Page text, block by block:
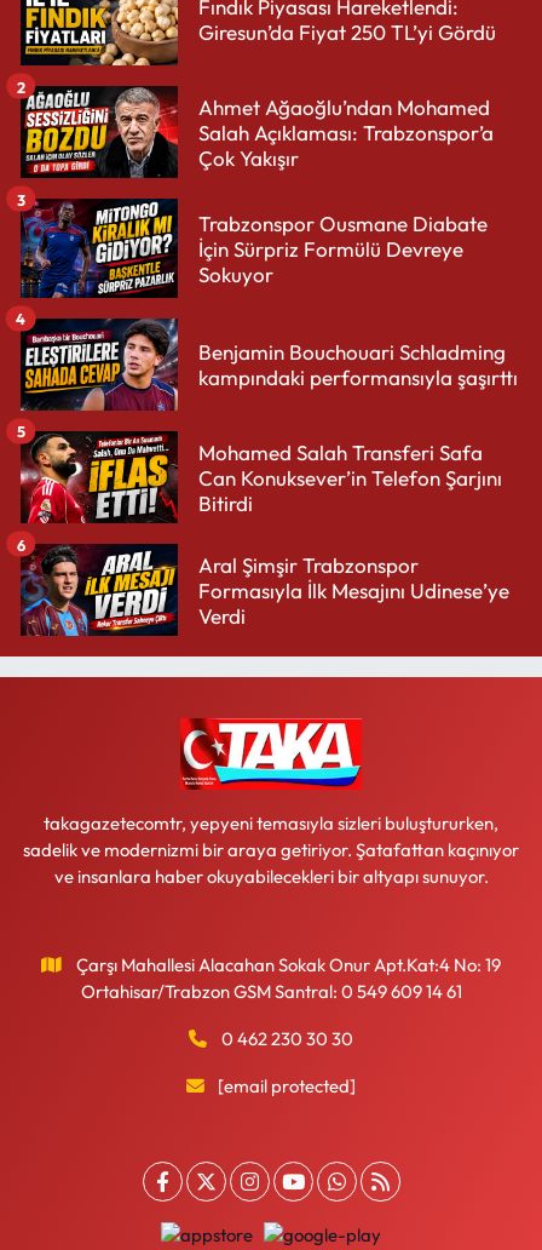
Fındık Piyasası Hareketlendi:
Giresun’da Fiyat 250 TL’yi Gördü
Ahmet Ağaoğlu’ndan Mohamed
Salah Açıklaması: Trabzonspor’a
Çok Yakışır
2
Trabzonspor Ousmane Diabate
İçin Sürpriz Formülü Devreye
Sokuyor
3
Benjamin Bouchouari Schladming
kampındaki performansıyla şaşırttı
4
Mohamed Salah Transferi Safa
Can Konuksever’in Telefon Şarjını
Bitirdi
5
Aral Şimşir Trabzonspor
Formasıyla İlk Mesajını Udinese’ye
Verdi
6
takagazetecomtr, yepyeni temasıyla sizleri buluştururken,
sadelik ve modernizmi bir araya getiriyor. Şatafattan kaçınıyor
ve insanlara haber okuyabilecekleri bir altyapı sunuyor.
Çarşı Mahallesi Alacahan Sokak Onur Apt.Kat:4 No: 19
Ortahisar/Trabzon GSM Santral: 0 549 609 14 61
0 462 230 30 30
[email protected]